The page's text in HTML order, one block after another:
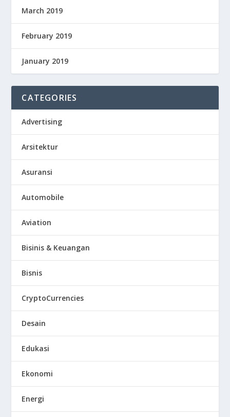
March 2019
February 2019
January 2019
CATEGORIES
Advertising
Arsitektur
Asuransi
Automobile
Aviation
Bisinis & Keuangan
Bisnis
CryptoCurrencies
Desain
Edukasi
Ekonomi
Energi